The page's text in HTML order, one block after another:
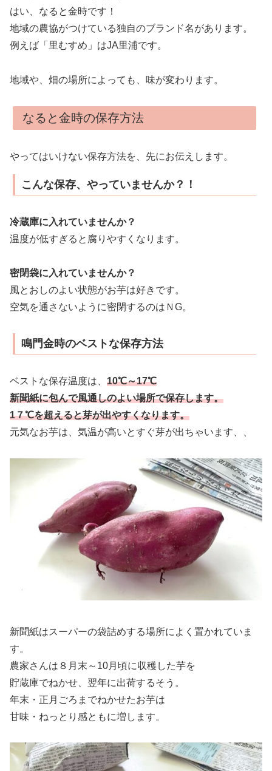
はい、なると金時です！
地域の農協がつけている独自のブランド名があります。
例えば「里むすめ」はJA里浦です。
地域や、畑の場所によっても、味が変わります。
なると金時の保存方法
やってはいけない保存方法を、先にお伝えします。
こんな保存、やっていませんか？！
冷蔵庫に入れていませんか？
温度が低すぎると腐りやすくなります。
密閉袋に入れていませんか？
風とおしのよい状態がお芋は好きです。
空気を通さないように密閉するのはＮG。
鳴門金時のベストな保存方法
ベストな保存温度は、 10℃～17℃
新聞紙に包んで風通しのよい場所で保存します。
1７℃を超えると芽が出やすくなります。
元気なお芋は、気温が高いとすぐ芽が出ちゃいます、、
新聞紙はスーパーの袋詰めする場所によく置かれていま
す。
農家さんは８月末～10月頃に収穫した芋を
貯蔵庫でねかせ、翌年に出荷するそう。
年末・正月ごろまでねかせたお芋は
甘味・ねっとり感ともに増します。